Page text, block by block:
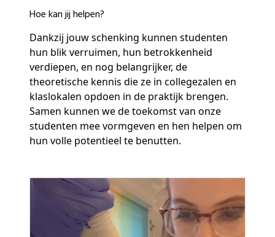
Hoe kan jij helpen?
Dankzij jouw schenking kunnen studenten
hun blik verruimen, hun betrokkenheid
verdiepen, en nog belangrijker, de
theoretische kennis die ze in collegezalen en
klaslokalen opdoen in de praktijk brengen.
Samen kunnen we de toekomst van onze
studenten mee vormgeven en hen helpen om
hun volle potentieel te benutten.